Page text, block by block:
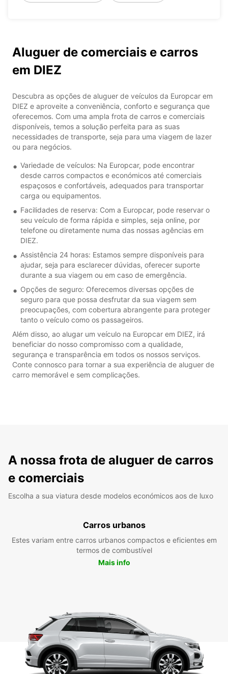
Aluguer de comerciais e carros
em DIEZ
Descubra as opções de aluguer de veículos da Europcar em
DIEZ e aproveite a conveniência, conforto e segurança que
oferecemos. Com uma ampla frota de carros e comerciais
disponíveis, temos a solução perfeita para as suas
necessidades de transporte, seja para uma viagem de lazer
ou para negócios.
Variedade de veículos: Na Europcar, pode encontrar
desde carros compactos e económicos até comerciais
espaçosos e confortáveis, adequados para transportar
carga ou equipamentos.
Facilidades de reserva: Com a Europcar, pode reservar o
seu veículo de forma rápida e simples, seja online, por
telefone ou diretamente numa das nossas agências em
DIEZ.
Assistência 24 horas: Estamos sempre disponíveis para
ajudar, seja para esclarecer dúvidas, oferecer suporte
durante a sua viagem ou em caso de emergência.
Opções de seguro: Oferecemos diversas opções de
seguro para que possa desfrutar da sua viagem sem
preocupações, com cobertura abrangente para proteger
tanto o veículo como os passageiros.
Além disso, ao alugar um veículo na Europcar em DIEZ, irá
beneficiar do nosso compromisso com a qualidade,
segurança e transparência em todos os nossos serviços.
Conte connosco para tornar a sua experiência de aluguer de
carro memorável e sem complicações.
A nossa frota de aluguer de carros
e comerciais
Escolha a sua viatura desde modelos económicos aos de luxo
Carros urbanos
Estes variam entre carros urbanos compactos e eficientes em
termos de combustível
Mais info